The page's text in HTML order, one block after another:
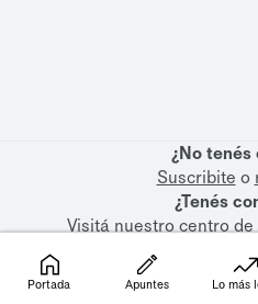
¿No tenés
Suscribite o
¿Tenés
Visitá nuestrocentro de
Portada Apuntes Lo más